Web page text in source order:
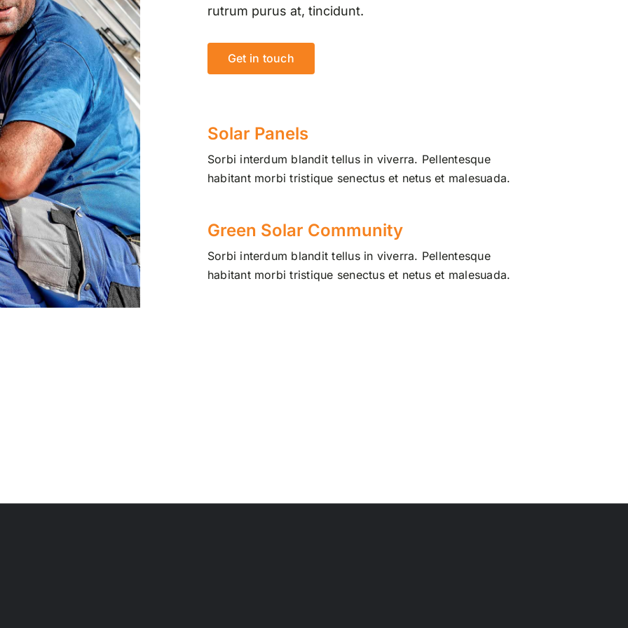
rutrum purus at, tincidunt.
Get in touch
Solar Panels
Sorbi interdum blandit tellus in viverra. Pellentesque
habitant morbi tristique senectus et netus et malesuada.
Green Solar Community
Sorbi interdum blandit tellus in viverra. Pellentesque
habitant morbi tristique senectus et netus et malesuada.